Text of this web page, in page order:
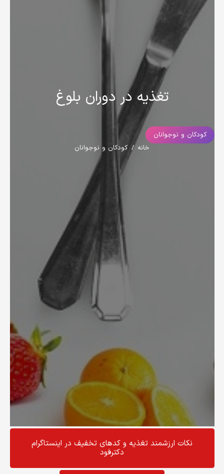
تغذیه در دوران بلوغ
کودکان و نوجوانان
خانه / کودکان و نوجوانان
نکات ارزشمند تغذیه و کد‌های تخفیف در اینستاگرام
دکترفود